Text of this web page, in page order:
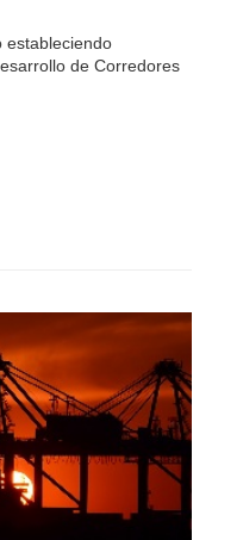
estableciendo
de Corredores